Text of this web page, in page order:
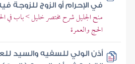
في الإحرام أو الزوج للزوجة
منح الجليل شرح مختصر خليل > باب في
الحج والعمرة
أذن الولي للسفيه والسيد